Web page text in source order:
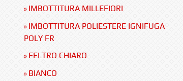
» IMBOTTITURA MILLEFIORI
» IMBOTTITURA POLIESTERE IGNIFUGA
POLY FR
» FELTRO CHIARO
» BIANCO